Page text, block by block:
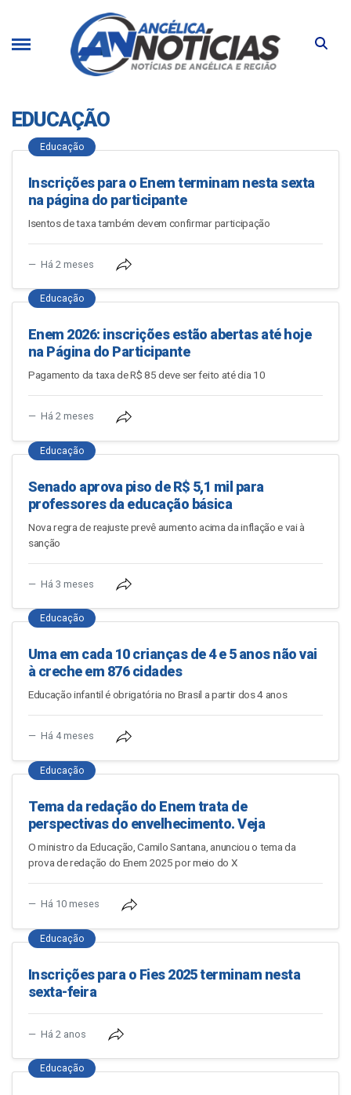
EDUCAÇÃO
Educação
Inscrições para o Enem terminam nesta sexta
na página do participante
Isentos de taxa também devem confirmar participação
Há 2 meses
Educação
Enem 2026: inscrições estão abertas até hoje
na Página do Participante
Pagamento da taxa de R$ 85 deve ser feito até dia 10
Há 2 meses
Educação
Senado aprova piso de R$ 5,1 mil para
professores da educação básica
Nova regra de reajuste prevê aumento acima da inflação e vai à
sanção
Há 3 meses
Educação
Uma em cada 10 crianças de 4 e 5 anos não vai
à creche em 876 cidades
Educação infantil é obrigatória no Brasil a partir dos 4 anos
Há 4 meses
Educação
Tema da redação do Enem trata de
perspectivas do envelhecimento. Veja
O ministro da Educação, Camilo Santana, anunciou o tema da
prova de redação do Enem 2025 por meio do X
Há 10 meses
Educação
Inscrições para o Fies 2025 terminam nesta
sexta-feira
Há 2 anos
Educação